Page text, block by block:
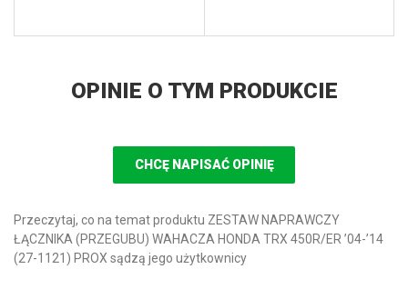
OPINIE O TYM PRODUKCIE
CHCĘ NAPISAĆ OPINIĘ
Przeczytaj, co na temat produktu ZESTAW NAPRAWCZY
ŁĄCZNIKA (PRZEGUBU) WAHACZA HONDA TRX 450R/ER ’04-’14
(27-1121) PROX sądzą jego użytkownicy